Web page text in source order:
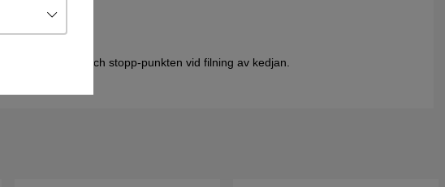
lätt att se start- och stopp-punkten vid filning av kedjan.